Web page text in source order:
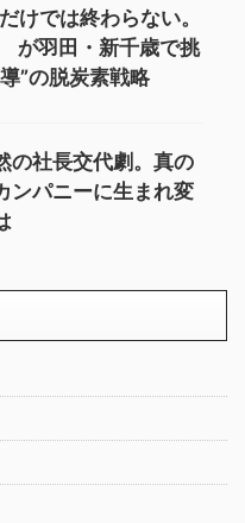
けでは終わらない。
が羽田・新千歳で挑
”の脱炭素戦略
の社長交代劇。真の
ンパニーに生まれ変